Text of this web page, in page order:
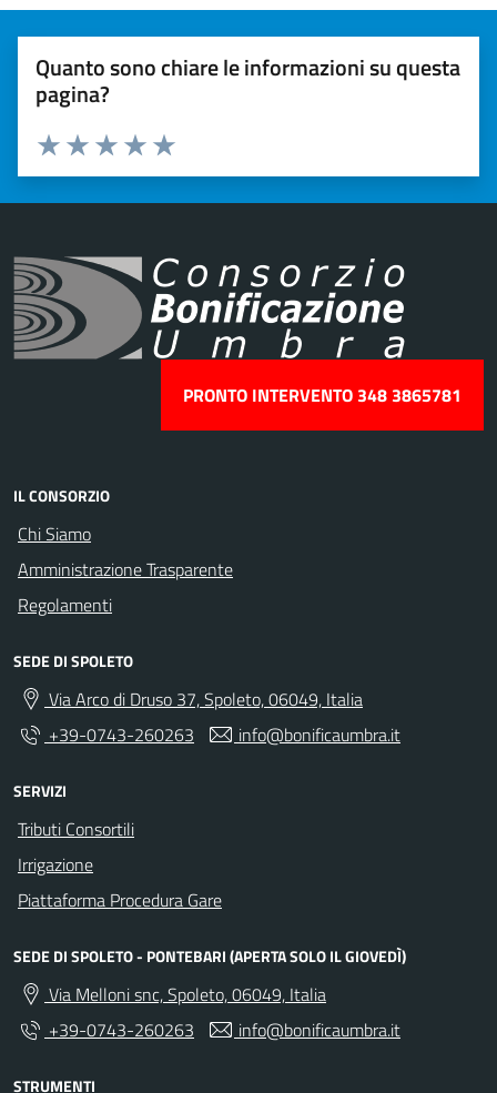
Quanto sono chiare le informazioni su questa
pagina?
Valuta 5 stelle su 5
Valuta 4 stelle su 5
Valuta 3 stelle su 5
Valuta 2 stelle su 5
Valuta 1 stelle su 5
PRONTO INTERVENTO 348 3865781
IL CONSORZIO
Chi Siamo
Amministrazione Trasparente
Regolamenti
SEDE DI SPOLETO
Via Arco di Druso 37, Spoleto, 06049, Italia
+39-0743-260263
info@bonificaumbra.it
SERVIZI
Tributi Consortili
Irrigazione
Piattaforma Procedura Gare
SEDE DI SPOLETO - PONTEBARI (APERTA SOLO IL GIOVEDÌ)
Via Melloni snc, Spoleto, 06049, Italia
+39-0743-260263
info@bonificaumbra.it
STRUMENTI